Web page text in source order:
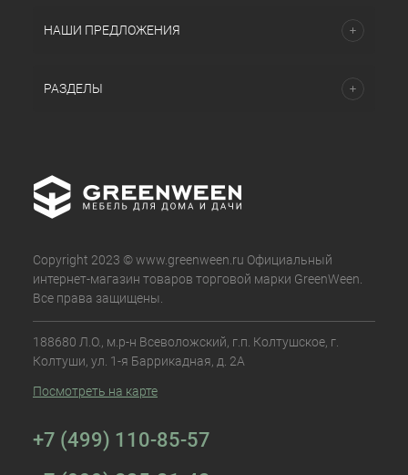
НАШИ ПРЕДЛОЖЕНИЯ
РАЗДЕЛЫ
Copyright 2023 © www.greenween.ru Официальный
интернет-магазин товаров торговой марки GreenWeen.
Все права защищены.
188680 Л.О., м.р-н Всеволожский, г.п. Колтушское, г.
Колтуши, ул. 1-я Баррикадная, д. 2А
Посмотреть на карте
+7 (499) 110-85-57